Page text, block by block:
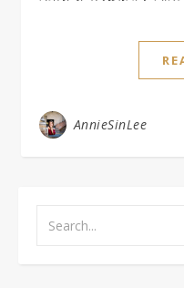
AnnieSinLee